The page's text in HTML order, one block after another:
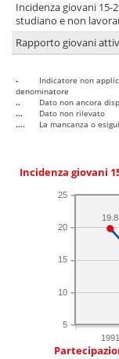
Incidenza giovani 15-
studiano e non
Rapporto giovani
-
Indicatore non
denominatore
..
Dato non ancora
...
Dato non rilevato
....
La mancanza o
Incidenza giovani
1991
5
10
15
20
25
19.8